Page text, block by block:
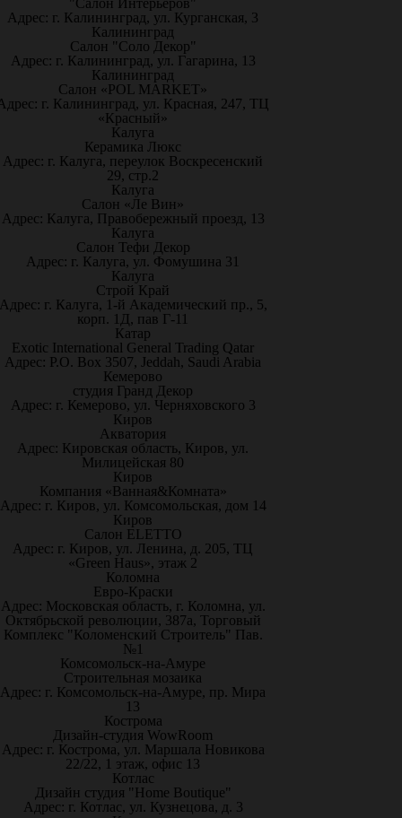
"Салон Интерьеров"
Адрес: г. Калининград, ул. Курганская, 3
Калининград
Салон "Соло Декор"
Адрес: г. Калининград, ул. Гагарина, 13
Калининград
Салон «POL MARKET»
г. Калининград, ул. Красная, 247, ТЦ
«Красный»
Калуга
Керамика Люкс
Адрес: г. Калуга, переулок Воскресенский
29, стр.2
Калуга
Салон «Ле Вин»
Адрес: Калуга, Правобережный проезд, 13
Калуга
Салон Тефи Декор
Адрес: г. Калуга, ул. Фомушина 31
Калуга
Строй Край
г. Калуга, 1-й Академический пр., 5,
корп. 1Д, пав Г-11
Катар
Exotic International General Trading Qatar
Адрес: P.O. Box 3507, Jeddah, Saudi Arabia
Кемерово
студия Гранд Декор
Адрес: г. Кемерово, ул. Черняховского 3
Киров
Акватория
Адрес: Кировская область, Киров, ул.
Милицейская 80
Киров
Компания «Ванная&Комната»
Адрес: г. Киров, ул. Комсомольская, дом 14
Киров
Салон ELETTO
Адрес: г. Киров, ул. Ленина, д. 205, ТЦ
«Green Haus», этаж 2
Коломна
Евро-Краски
Адрес: Московская область, г. Коломна, ул.
Октябрьской революции, 387а, Торговый
Комплекс "Коломенский Строитель" Пав.
№1
Комсомольск-на-Амуре
Строительная мозаика
Адрес: г. Комсомольск-на-Амуре, пр. Мира
13
Кострома
Дизайн-студия WowRoom
Адрес: г. Кострома, ул. Маршала Новикова
22/22, 1 этаж, офис 13
Котлас
Дизайн студия "Home Boutique"
Адрес: г. Котлас, ул. Кузнецова, д. 3